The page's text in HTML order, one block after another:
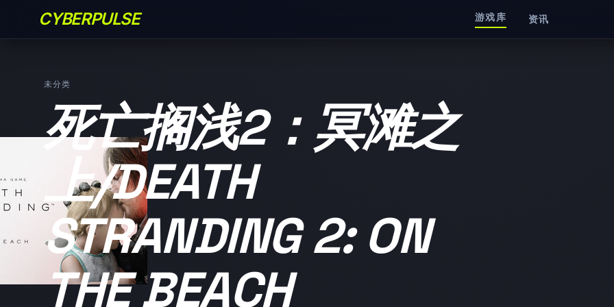
CYBERPULSE 游戏库 资讯
未分类
死亡搁浅2：冥滩之
上/DEATH
STRANDING 2: ON
THE BEACH